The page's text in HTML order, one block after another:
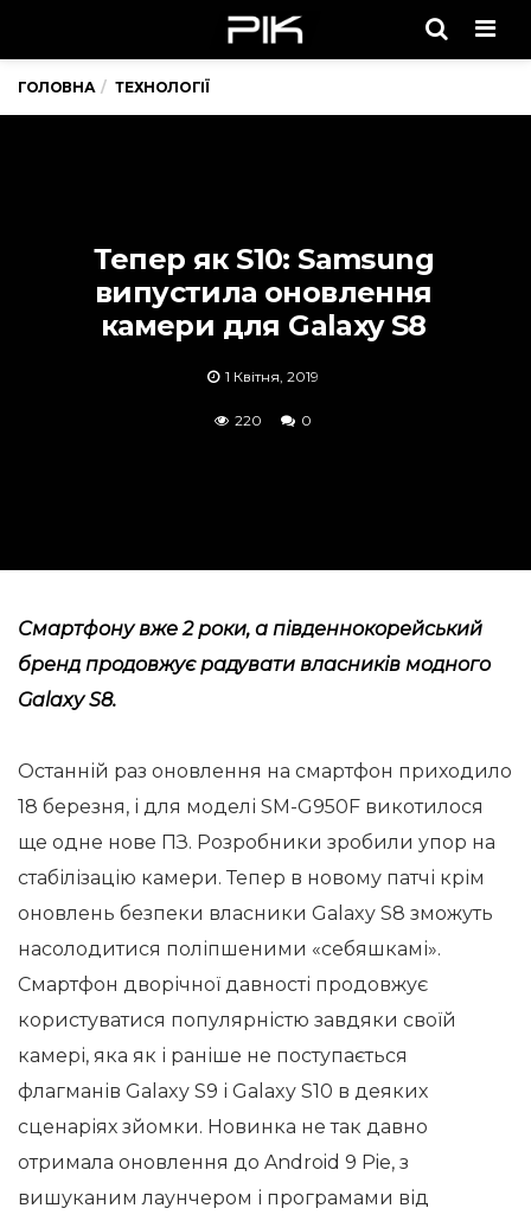
ГОЛОВНА ТЕХНОЛОГІЇ
Тепер як S10: Samsung
випустила оновлення
камери для Galaxy S8
1 Квітня, 2019
220 0
Смартфону вже 2 роки, а південнокорейський
бренд продовжує радувати власників модного
Galaxy S8.
Останній раз оновлення на смартфон приходило
18 березня, і для моделі SM-G950F викотилося
ще одне нове ПЗ. Розробники зробили упор на
стабілізацію камери. Тепер в новому патчі крім
оновлень безпеки власники Galaxy S8 зможуть
насолодитися поліпшеними «себяшкамі».
Смартфон дворічної давності продовжує
користуватися популярністю завдяки своїй
камері, яка як і раніше не поступається
флагманів Galaxy S9 і Galaxy S10 в деяких
сценаріях зйомки. Новинка не так давно
отримала оновлення до Android 9 Pie, з
вишуканим лаунчером і програмами від